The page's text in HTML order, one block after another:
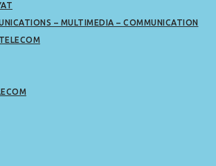
– MULTIMEDIA – COMMUNICATION